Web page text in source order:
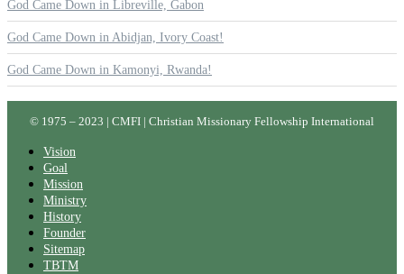
God Came Down in Libreville, Gabon
God Came Down in Abidjan, Ivory Coast!
God Came Down in Kamonyi, Rwanda!
© 1975 – 2023 | CMFI | Christian Missionary Fellowship International
Vision
Goal
Mission
Ministry
History
Founder
Sitemap
TBTM